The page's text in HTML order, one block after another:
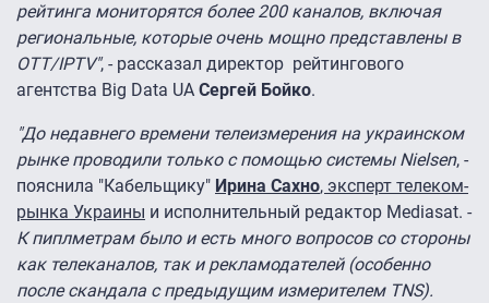
рейтинга мониторятся более 200 каналов, включая
региональные, которые очень мощно представлены в
OTT/IPTV", - рассказал директор рейтингового
агентства Big Data UA Сергей Бойко.
"До недавнего времени телеизмерения на украинском
рынке проводили только с помощью системы Nielsen, -
пояснила "Кабельщику" Ирина Сахно, эксперт телеком-
рынка Украины и исполнительный редактор Mediasat. -
К пиплметрам было и есть много вопросов со стороны
как телеканалов, так и рекламодателей (особенно
после скандала с предыдущим измерителем TNS).